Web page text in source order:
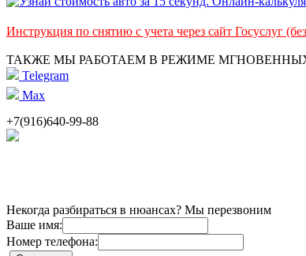
Инструкция по снятию с учета через сайт Госуслуг
ТАКЖЕ МЫ РАБОТАЕМ В РЕЖИМЕ
Telegram
Max
+7(916)640-99-88
Некогда разбираться в нюансах? Мы перезвоним
Ваше имя:
Номер телефона: